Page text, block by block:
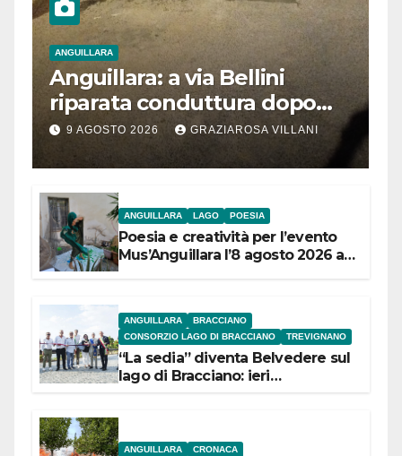
ANGUILLARA
Anguillara: a via Bellini
riparata conduttura dopo
segnalazione IdD
9 AGOSTO 2026 GRAZIAROSA VILLANI
ANGUILLARA LAGO POESIA
Poesia e creatività per l’evento
Mus’Anguillara l’8 agosto 2026 al
ANGUILLARA
BRACCIANO
CONSORZIO LAGO DI BRACCIANO
TREVIGNANO
“La sedia” diventa Belvedere sul
lago di Bracciano: ieri
ANGUILLARA CRONACA